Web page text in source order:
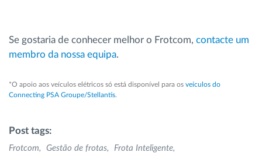
Se gostaria de conhecer melhor o Frotcom, contacte um
membro da nossa equipa.
*O apoio aos veículos elétricos só está disponível para os veículos do
Connecting PSA Groupe/Stellantis.
Post tags:
Frotcom Gestão de frotas Frota Inteligente